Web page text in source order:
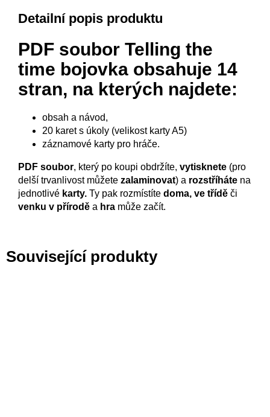
Detailní popis produktu
PDF soubor Telling the
time bojovka obsahuje 14
stran, na kterých najdete:
obsah a návod,
20 karet s úkoly (velikost karty A5)
záznamové karty pro hráče.
PDF soubor, který po koupi obdržíte, vytisknete (pro
delší trvanlivost můžete zalaminovat) a rozstříháte na
jednotlivé karty. Ty pak rozmístíte doma, ve třídě či
venku v přírodě a hra může začít.
Související produkty